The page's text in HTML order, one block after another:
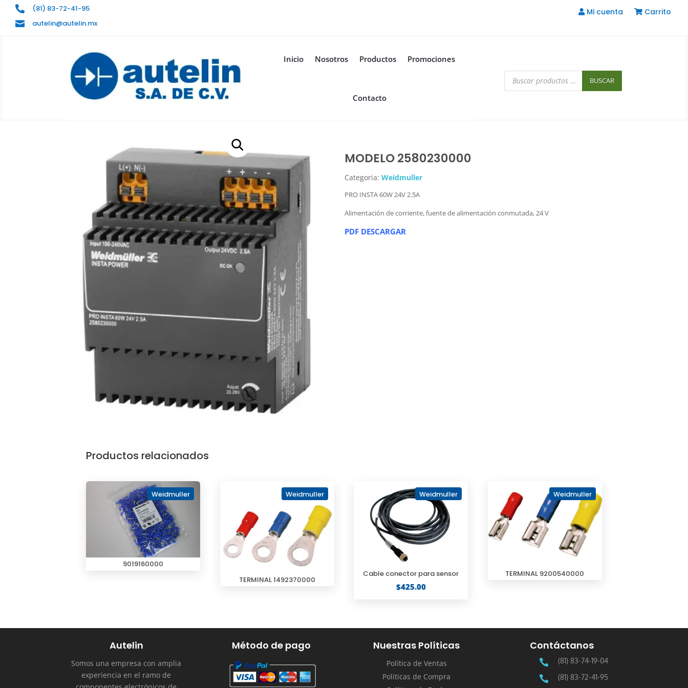
 (81) 83-72-41-95
 autelin@autelin.mx
Mi cuenta Carrito
Inicio Nosotros Productos Promociones
Contacto
Búsqueda
productos
BUSCAR
MODELO 2580230000
Categoria: Weidmuller
PRO INSTA 60W 24V 2.5A
Alimentación de corriente, fuente de alimentación conmutada, 24 V
PDF DESCARGAR
Productos relacionados
Weidmuller
9019160000
Weidmuller
TERMINAL 1492370000
Weidmuller
Cable conector para sensor
$425.00
Weidmuller
TERMINAL 9200540000
Autelin
Somos una empresa con amplia
experiencia en el ramo de
Método de pago Nuestras Políticas
Política de Ventas
Políticas de Compra
Contáctanos
 (81) 83-74-19-04
 (81) 83-72-41-95